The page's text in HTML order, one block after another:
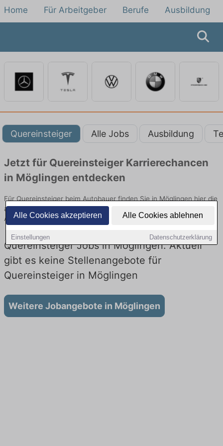
Alle Cookies akzeptieren Alle Cookies ablehnen
Einstellungen Datenschutzerklärung
Home Für Arbeitgeber Berufe Ausbildung
Quereinsteiger Alle Jobs Ausbildung
Jetzt für Quereinsteiger Karrierechancen
in Möglingen entdecken
Für Quereinsteiger beim Autobauer finden Sie in Möglingen hier die
aktuellsten Angebote. Entdecken Sie freie Optionen von Top-
Arbeitgebern und bewerben Sie sich noch heute.
Quereinsteiger Jobs in Möglingen: Aktuell
gibt es keine Stellenangebote für
Quereinsteiger in Möglingen
Weitere Jobangebote in Möglingen